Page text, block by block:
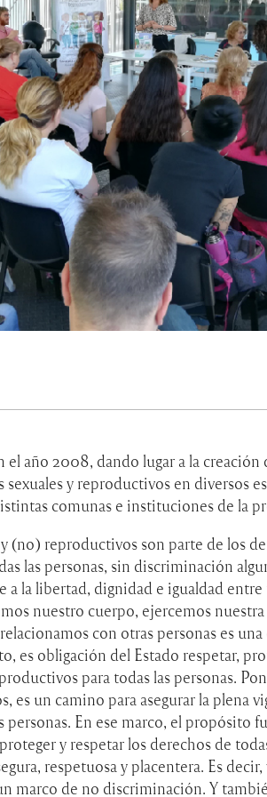
el año 2008, dando lugar a la creación
y reproductivos en diversos
comunas e instituciones de la
(no) reproductivos son parte de los
las personas, sin discriminación
la libertad, dignidad e igualdad entre
nuestro cuerpo, ejercemos
con otras personas es
es obligación del Estado respetar,
para todas las personas.
es un camino para asegurar la plena
personas. En ese marco, el propósito
y respetar los derechos de
respetuosa y placentera. Es
marco de no discriminación. Y